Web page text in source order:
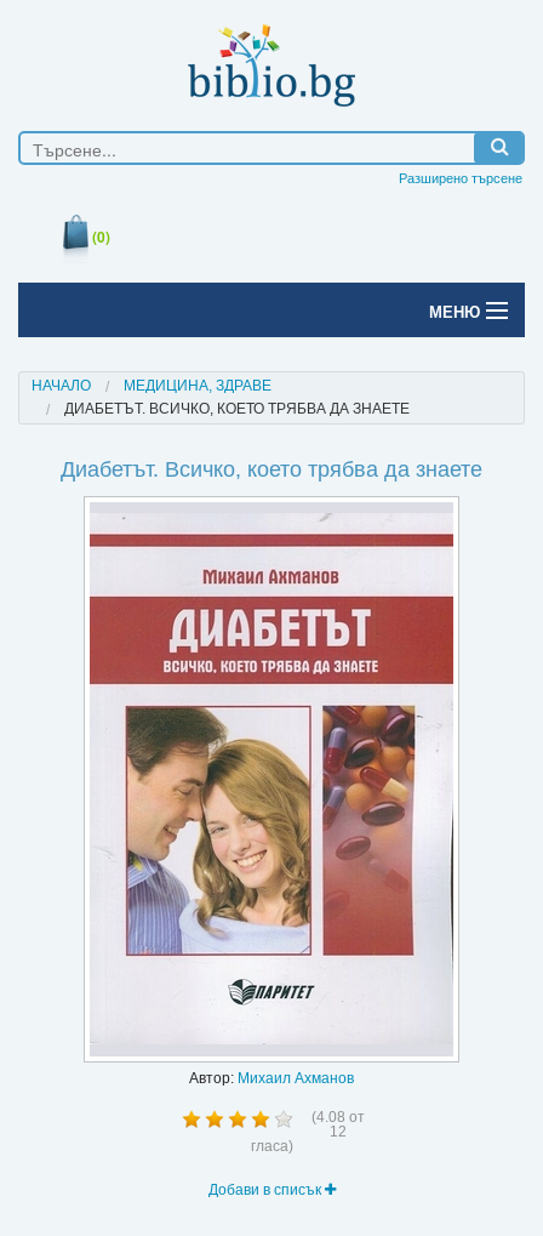
Разширено търсене
(0)
МЕНЮ
Печатни книги
Електронни книги
Ваучери
Регистрация
НАЧАЛО
МЕДИЦИНА, ЗДРАВЕ
ДИАБЕТЪТ. ВСИЧКО, КОЕТО ТРЯБВА ДА ЗНАЕТЕ
Диабетът. Всичко, което трябва да знаете
Автор: Михаил Ахманов
(4.08 от
12
гласа)
Добави в списък